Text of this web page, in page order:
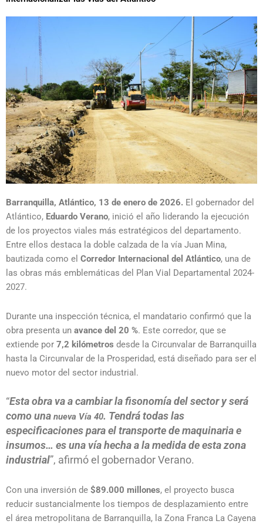
Barranquilla, Atlántico, 13 de enero de 2026. El gobernador del
Atlántico, Eduardo Verano, inició el año liderando la ejecución
de los proyectos viales más estratégicos del departamento.
Entre ellos destaca la doble calzada de la vía Juan Mina,
bautizada como el Corredor Internacional del Atlántico, una de
las obras más emblemáticas del Plan Vial Departamental 2024-
2027.
Durante una inspección técnica, el mandatario confirmó que la
obra presenta un avance del 20 %. Este corredor, que se
extiende por 7,2 kilómetros desde la Circunvalar de Barranquilla
hasta la Circunvalar de la Prosperidad, está diseñado para ser el
nuevo motor del sector industrial.
“Esta obra va a cambiar la fisonomía del sector y será
como una nueva Vía 40. Tendrá todas las
especificaciones para el transporte de maquinaria e
insumos… es una vía hecha a la medida de esta zona
industrial”, afirmó el gobernador Verano.
Con una inversión de $89.000 millones, el proyecto busca
reducir sustancialmente los tiempos de desplazamiento entre
el área metropolitana de Barranquilla, la Zona Franca La Cayena